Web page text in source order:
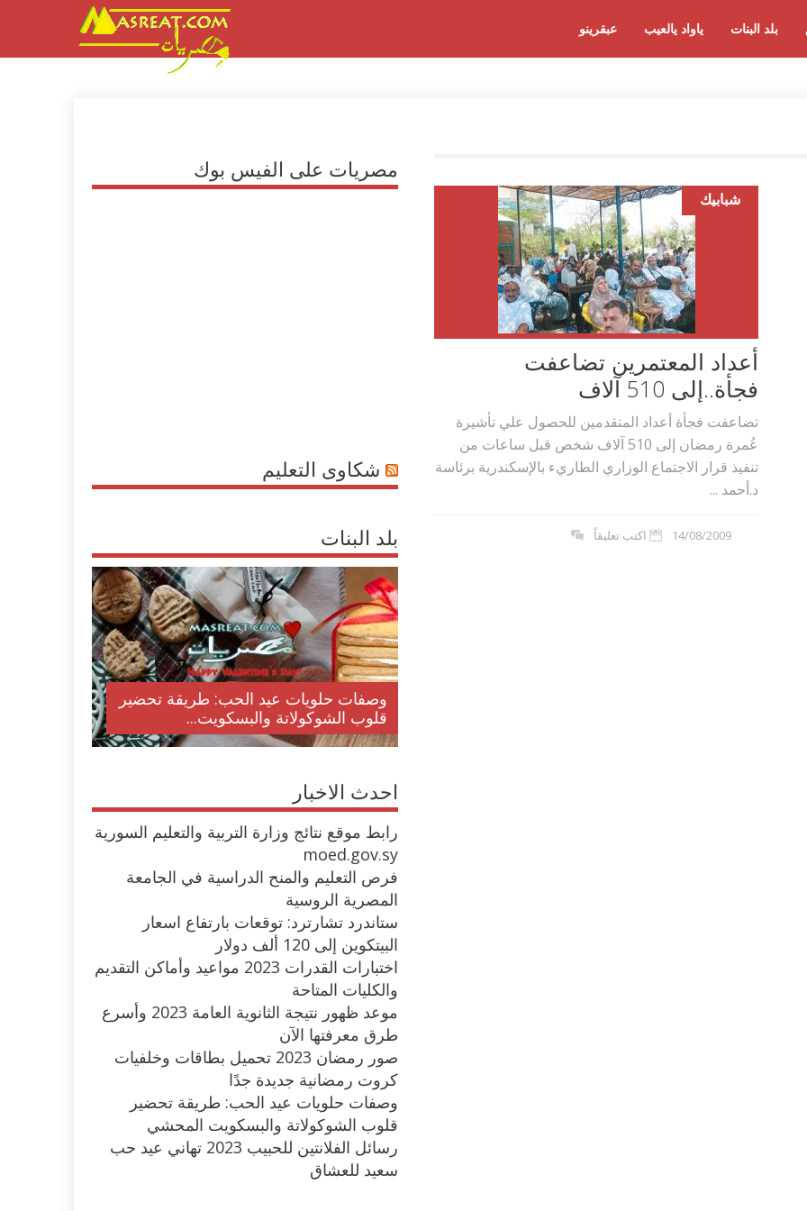
عبقرينو ياواد يالعيب بلد البنات
شبابيك
أعداد المعتمرين تضاعفت
فجأة..إلى 510 آلاف
تضاعفت فجأة أعداد المتقدمين للحصول علي تأشيرة
عُمرة رمضان إلى 510 آلاف شخص قبل ساعات من
تنفيذ قرار الاجتماع الوزاري الطاريء بالإسكندرية برئاسة
د.أحمد ...
14/08/2009 اكتب تعليقاً
مصريات على الفيس بوك
شكاوى التعليم
بلد البنات
وصفات حلويات عيد الحب: طريقة تحضير
قلوب الشوكولاتة والبسكويت...
احدث الاخبار
رابط موقع نتائج وزارة التربية والتعليم السورية
moed.gov.sy
فرص التعليم والمنح الدراسية في الجامعة
المصرية الروسية
ستاندرد تشارترد: توقعات بارتفاع اسعار
البيتكوين إلى 120 ألف دولار
اختبارات القدرات 2023 مواعيد وأماكن التقديم
والكليات المتاحة
موعد ظهور نتيجة الثانوية العامة 2023 وأسرع
طرق معرفتها الآن
صور رمضان 2023 تحميل بطاقات وخلفيات
كروت رمضانية جديدة جدًا
وصفات حلويات عيد الحب: طريقة تحضير
قلوب الشوكولاتة والبسكويت المحشي
رسائل الفلانتين للحبيب 2023 تهاني عيد حب
سعيد للعشاق